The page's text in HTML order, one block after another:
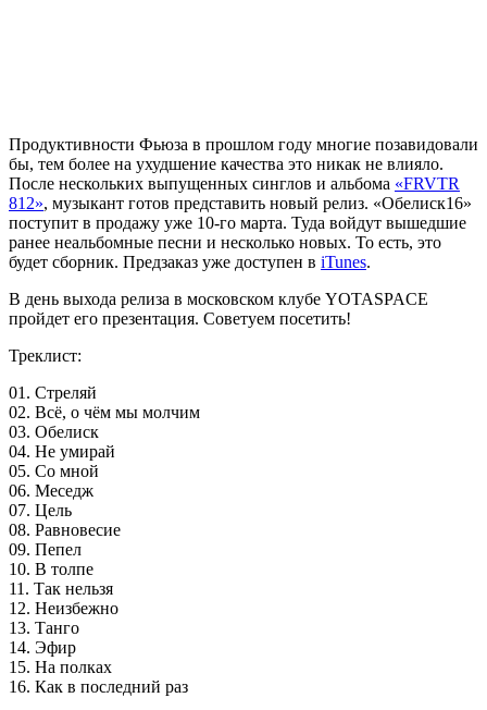
Продуктивности Фьюза в прошлом году многие позавидовали
бы, тем более на ухудшение качества это никак не влияло.
После нескольких выпущенных синглов и альбома «FRVTR
812», музыкант готов представить новый релиз. «Обелиск16»
поступит в продажу уже 10-го марта. Туда войдут вышедшие
ранее неальбомные песни и несколько новых. То есть, это
будет сборник. Предзаказ уже доступен в iTunes.
В день выхода релиза в московском клубе YOTASPACE
пройдет его презентация. Советуем посетить!
Треклист:
01. Стреляй
02. Всё, о чём мы молчим
03. Обелиск
04. Не умирай
05. Со мной
06. Меседж
07. Цель
08. Равновесие
09. Пепел
10. В толпе
11. Так нельзя
12. Неизбежно
13. Танго
14. Эфир
15. На полках
16. Как в последний раз